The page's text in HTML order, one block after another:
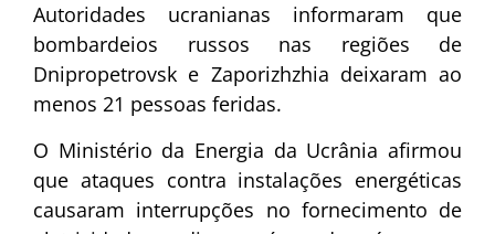
Autoridades ucranianas informaram que
bombardeios russos nas regiões de
Dnipropetrovsk e Zaporizhzhia deixaram ao
menos 21 pessoas feridas.
O Ministério da Energia da Ucrânia afirmou
que ataques contra instalações energéticas
causaram interrupções no fornecimento de